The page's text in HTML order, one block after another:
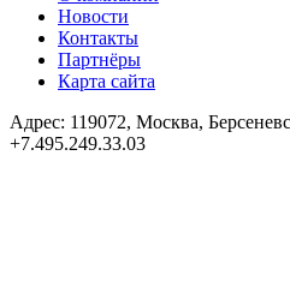
Новости
Контакты
Партнёры
Карта сайта
Адрес: 119072, Москва,
+7.495.249.33.03